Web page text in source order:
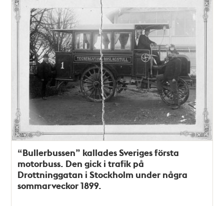
“Bullerbussen” kallades Sveriges första
motorbuss. Den gick i trafik på
Drottninggatan i Stockholm under några
sommarveckor 1899.